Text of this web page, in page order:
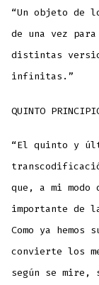
“Un objeto de
de una vez
distintas
infinitas.”
QUINTO
“El quinto y
que, a mi modo
importante de
Como ya
convierte los
según se mire,